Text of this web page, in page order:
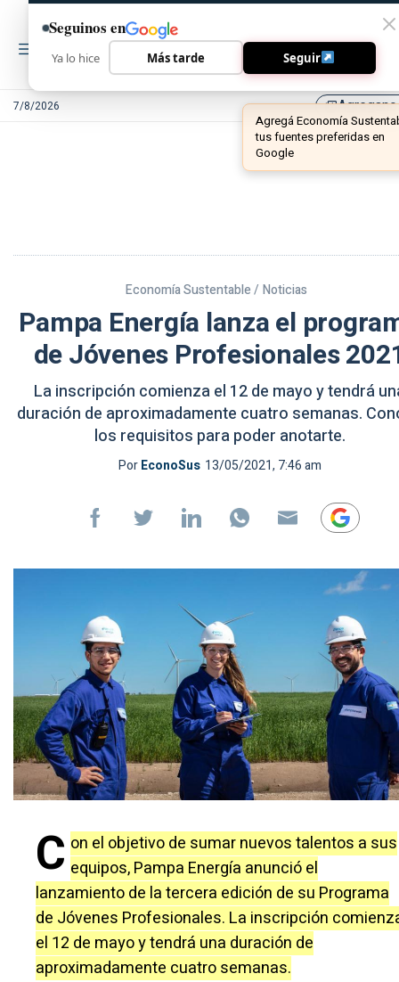
7/8/2026 library_add
Economía Sustentable / Noticias
Pampa Energía lanza el
de Jóvenes Profesionales
La inscripción comienza el 12 de mayo y tendrá
duración de aproximadamente cuatro semanas.
los requisitos para poder anotarte.
PorEconoSus 13/05/2021, 7:46 am
C on el objetivo de sumar nuevos talentos a sus
equipos, Pampa Energía anunció el
lanzamiento de la tercera edición de su Programa
de Jóvenes Profesionales. La inscripción
el 12 de mayo y tendrá una duración de
aproximadamente cuatro semanas.
Seguinos en
Ya lo hice Más tarde Seguir